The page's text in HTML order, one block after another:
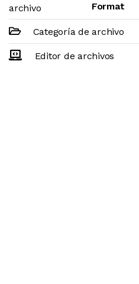
archivo
Format
Categoría de archivo
Editor de archivos